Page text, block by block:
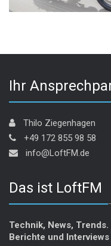
Ihr
Thilo Ziegenhagen
+49 172 855 98 58
info@LoftFM.de
Das ist LoftFM
Technik, News, Trends.
Berichte und